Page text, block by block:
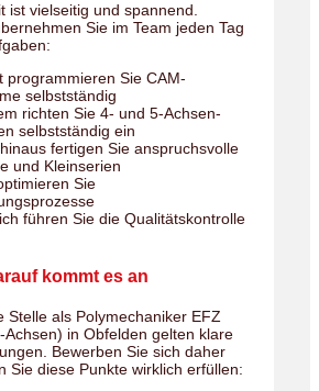
ist vielseitig und spannend.
Sie im Team jeden Tag
programmieren Sie CAM-
selbstständig
richten Sie 4- und 5-Achsen-
selbstständig ein
fertigen Sie anspruchsvolle
und Kleinserien
Sie
führen Sie die Qualitätskontrolle
kommt es an
Stelle als Polymechaniker EFZ
Achsen) in Obfelden gelten klare
Bewerben Sie sich daher
Sie diese Punkte wirklich erfüllen: